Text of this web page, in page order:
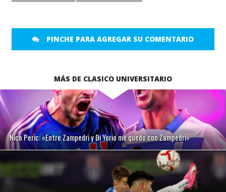
PINCHE PARA AGREGAR SU COMENTARIO
MÁS DE CLASICO UNIVERSITARIO
Nico Peric: «Entre Zampedri y Di Yorio me quedo con Zampedri»